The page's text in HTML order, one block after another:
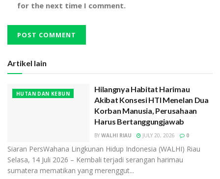
for the next time I comment.
Artikel lain
HUTAN DAN KEBUN
Hilangnya Habitat Harimau
Akibat Konsesi HTI Menelan Dua
Korban Manusia, Perusahaan
Harus Bertanggungjawab
BY WALHI RIAU JULY 20, 2026 0
Siaran PersWahana Lingkunan Hidup Indonesia (WALHI) Riau
Selasa, 14 Juli 2026 – Kembali terjadi serangan harimau
sumatera mematikan yang merenggut...